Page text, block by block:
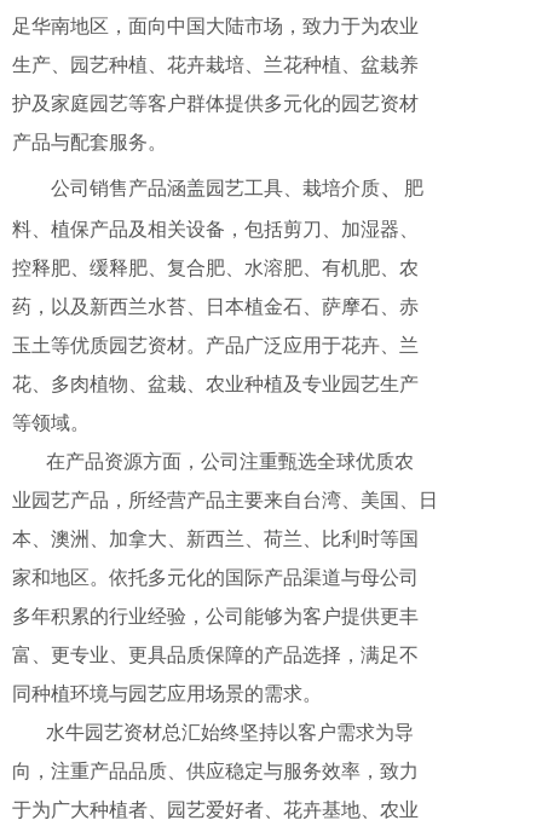
足华南地区，面向中国大陆市场， 致力于为农业
生产、园艺种植、花卉栽培、 兰花种植、盆栽养
护及家庭园艺等客户群体提供多元化的园艺资材
产品与配套服务。
公司销售产品涵盖园艺工具、栽培介质、
肥
料、植保产品及相关设备，包括剪刀、加湿器、
控释肥、缓释肥、复合肥、水溶肥、 有机肥、 农
药， 以及新西兰水苔、日本植金石、萨摩石、赤
玉土等优质园艺资材。产品广泛应用于花卉、兰
花、 多肉植物、 盆栽、 农业种植及专业园艺生产
等领域。
在产品资源方面，公司注重甄选全球优质农
业园艺产品，所经营产品主要来自台湾
美国、日
本 、澳洲、加拿大、新西兰、荷兰
比利时等国
家和地区。依托多元化的国际产品渠道与母公司
多年积累的行业经验，公司 能够为客户提供更丰
富、 更专业、更具品质保障的产品选择，满足不
同种植环境与园艺应用场景的需求。
水牛园艺资材总汇始终坚持以客户需求为导
向， 注重产品品质、供应稳定与服务效率，致力
于为广大种植者、园艺爱好者、花卉基地、农业